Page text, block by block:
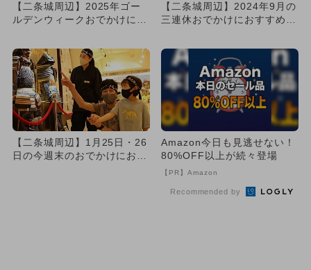
【二条城周辺】2025年ゴー
ルデンウィークおでかけにお
キ...
【二条城周辺】2024年9月の
三連休おでかけにおすすめ！
【二条城周辺】1月25日・26
日の今週末のおでかけにおす
Amazon今日も見逃せない！
80%OFF以上が続々登場
【PR】Amazon
Recommended by